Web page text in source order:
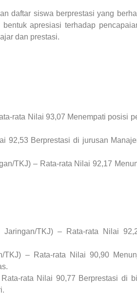
daftar siswa berprestasi yang
apresiasi terhadap
dan prestasi.
rata Nilai 93,07 Menempati posisi
92,53 Berprestasi di jurusan
TKJ) – Rata-rata Nilai 92,17
TKJ) – Rata-rata Nilai
TKJ) – Rata-rata Nilai 90,90
rata Nilai 90,77 Berprestasi di